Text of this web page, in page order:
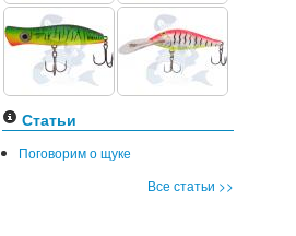
Статьи
Поговорим о щуке
Все статьи >>